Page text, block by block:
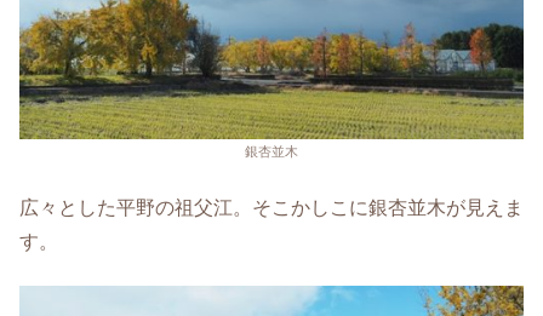
銀杏並木
広々とした平野の祖父江。そこかしこに銀杏並木が見えま
す。